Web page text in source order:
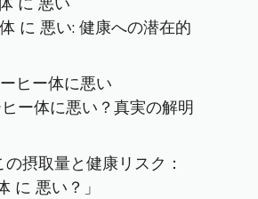
に 悪い: 健康への潜在的
ー体に悪い？真実の解明
の摂取量と健康リスク：
に 悪い？」